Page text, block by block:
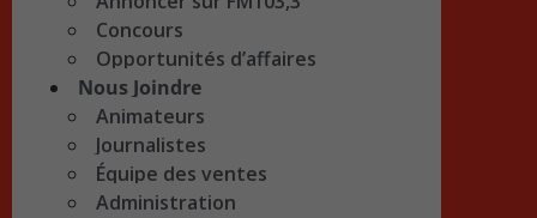
Concours
Opportunités d’affaires
Nous Joindre
Animateurs
Journalistes
Équipe des ventes
Administration